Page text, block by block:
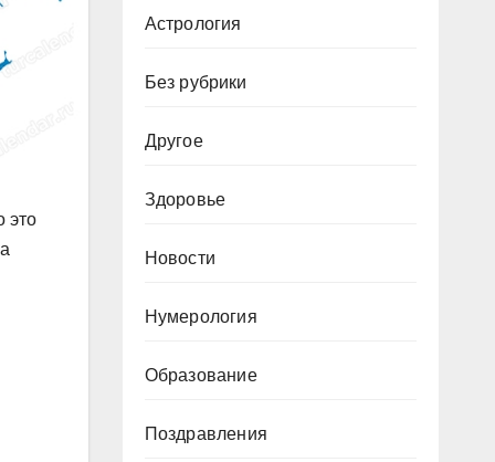
это
Астрология
Без рубрики
Другое
Здоровье
Новости
Нумерология
Образование
Поздравления